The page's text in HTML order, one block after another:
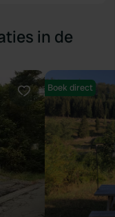
in de
Favoriet
Boek direct